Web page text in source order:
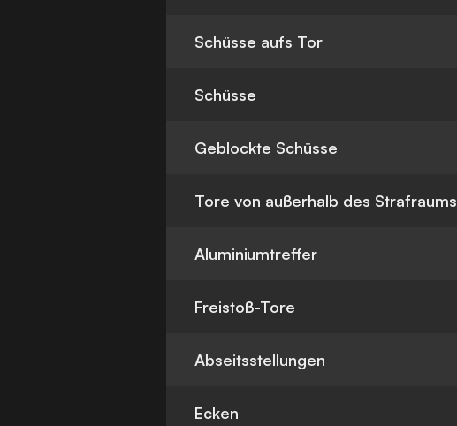
Schüsse aufs Tor
Schüsse
Geblockte Schüsse
Tore von außerhalb des Strafraums
Aluminiumtreffer
Freistoß-Tore
Abseitsstellungen
Ecken